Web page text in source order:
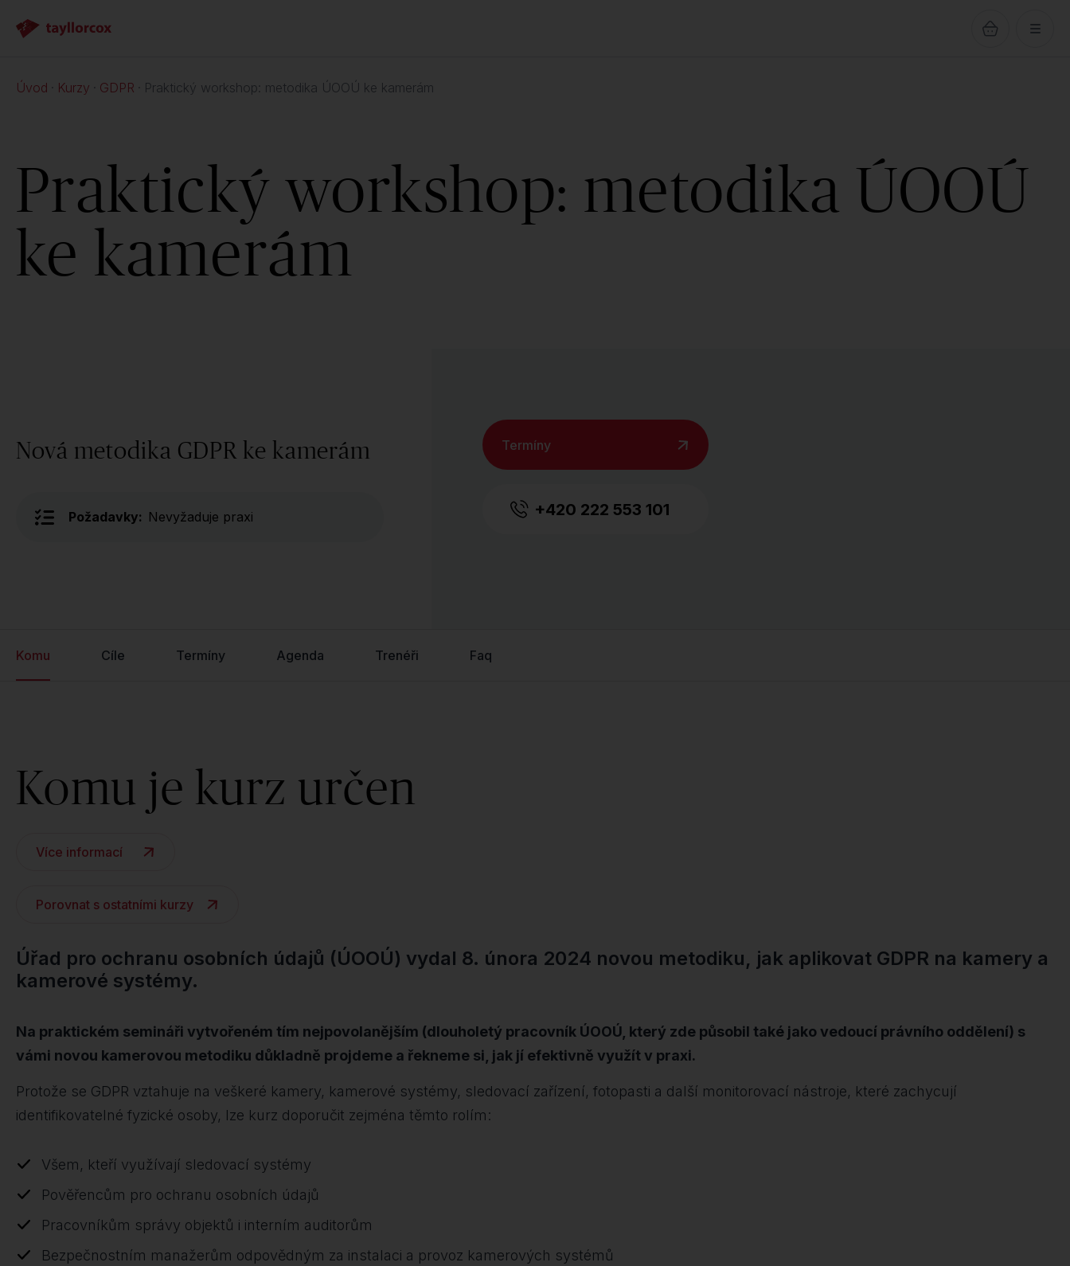
Úvod Kurzy GDPR Praktický workshop: metodika ÚOOÚ ke kamerám
Praktický workshop: metodika ÚOOÚ
ke kamerám
Nová metodika GDPR ke kamerám
Požadavky: Nevyžaduje praxi
Termíny
+420 222 553 101
Komu Cíle Termíny Agenda Trenéři Faq
Komu je kurz určen
Více informací
Porovnat s ostatními kurzy
Úřad pro ochranu osobních údajů (ÚOOÚ) vydal 8. února 2024 novou metodiku, jak aplikovat GDPR na kamery a
kamerové systémy.
Na praktickém semináři vytvořeném tím nejpovolanějším (dlouholetý pracovník ÚOOÚ, který zde působil také jako vedoucí právního oddělení) s
vámi novou kamerovou metodiku důkladně projdeme a řekneme si, jak jí efektivně využít v praxi.
Protože se GDPR vztahuje na veškeré kamery, kamerové systémy, sledovací zařízení, fotopasti a další monitorovací nástroje, které zachycují
identifikovatelné fyzické osoby, lze kurz doporučit zejména těmto rolím:
Všem, kteří využívají sledovací systémy
Pověřencům pro ochranu osobních údajů
Pracovníkům správy objektů i interním auditorům
Bezpečnostním manažerům odpovědným za instalaci a provoz kamerových systémů